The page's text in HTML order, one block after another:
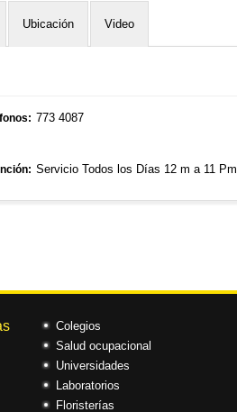
Ubicación Video
773 4087
Servicio Todos los Días 12 m a 11 Pm
Colegios
Salud ocupacional
Universidades
Laboratorios
Floristerías